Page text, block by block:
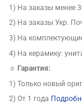
1) На заказы менее
2) На заказы Укр.
3) На
4) На керамику:
☼ Гарантия:
1) Только новый
2) От 1 года